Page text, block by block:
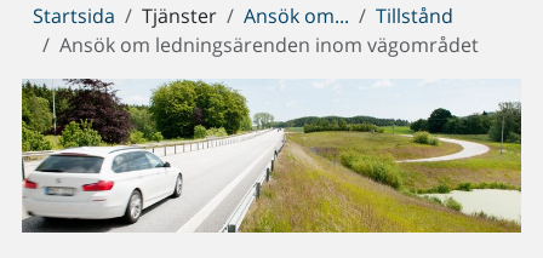
Du
är
här:
Startsida Tjänster Ansök om...
Tillstånd
Ansök om ledningsärenden inom vägområdet